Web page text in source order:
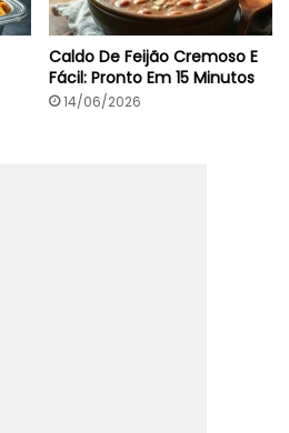
Caldo De Feijão Cremoso E
Fácil: Pronto Em 15 Minutos
14/06/2026